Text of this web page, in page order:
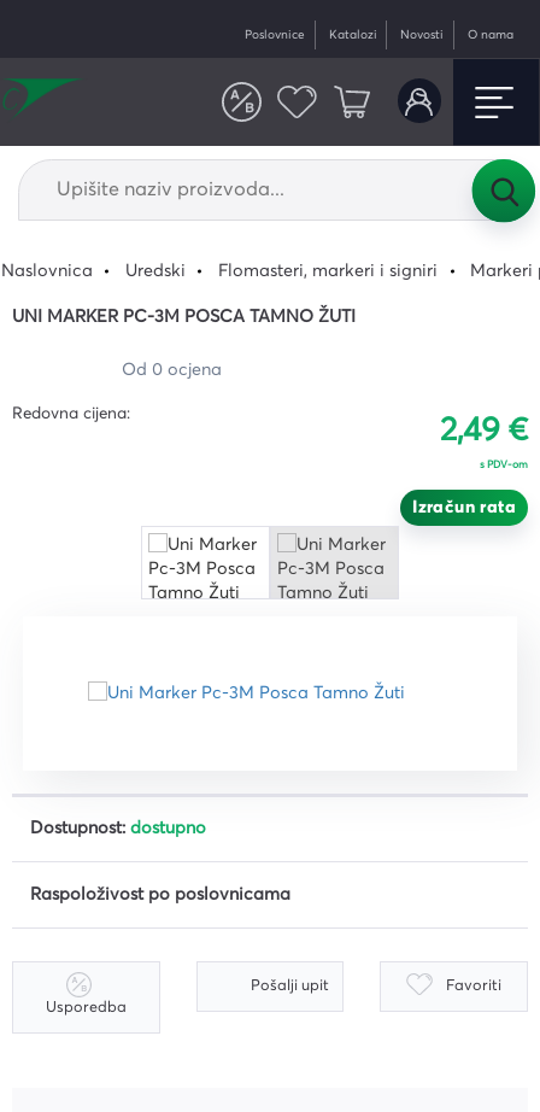
Poslovnice Katalozi Novosti O nama
Naslovnica Uredski Flomasteri, markeri i signiri Markeri
UNI MARKER PC-3M POSCA TAMNO ŽUTI
Od 0 ocjena
Redovna cijena:
2,49 €
s PDV-om
Izračun rata
Dostupnost: dostupno
Raspoloživost po poslovnicama
Usporedba
Pošalji upit Favoriti